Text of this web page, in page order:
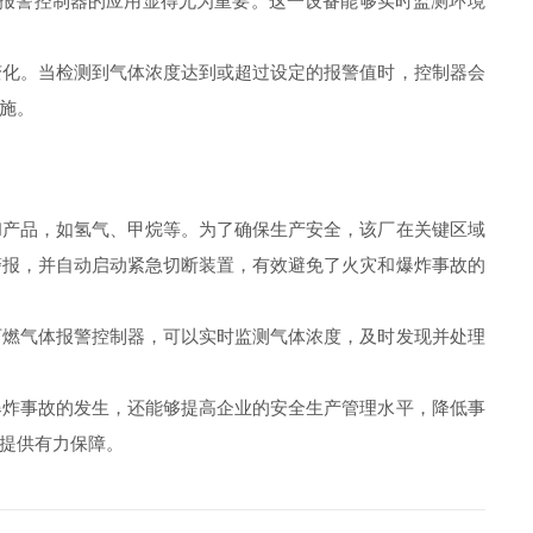
当检测到气体浓度达到或超过设定的报警值时，控制器会
。
，如氢气、甲烷等。为了确保生产安全，该厂在关键区域
，并自动启动紧急切断装置，有效避免了火灾和爆炸事故的
体报警控制器，可以实时监测气体浓度，及时发现并处理
故的发生，还能够提高企业的安全生产管理水平，降低事
供有力保障。